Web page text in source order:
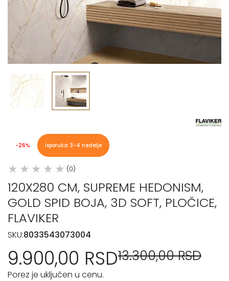
-26% Isporuka 3-4 nedelje
(0)
120X280 CM, SUPREME HEDONISM,
GOLD SPID BOJA, 3D SOFT, PLOČICE,
FLAVIKER
SKU:8033543073004
9.900,00 RSD13.300,00 RSD
Porez je uključen u cenu.